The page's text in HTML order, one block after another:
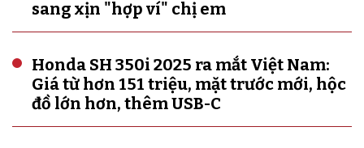
sang xịn "hợp ví" chị em
Honda SH 350i 2025 ra mắt Việt Nam:
Giá từ hơn 151 triệu, mặt trước mới, hộc
đồ lớn hơn, thêm USB-C